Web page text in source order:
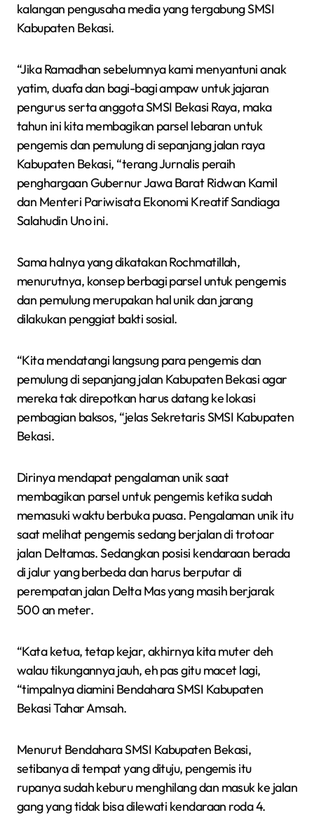
kalangan pengusaha media yang tergabung SMSI
Kabupaten Bekasi.
“Jika Ramadhan sebelumnya kami menyantuni anak
yatim, duafa dan bagi-bagi ampaw untuk jajaran
pengurus serta anggota SMSI Bekasi Raya, maka
tahun ini kita membagikan parsel lebaran untuk
pengemis dan pemulung di sepanjang jalan raya
Kabupaten Bekasi, “terang Jurnalis peraih
penghargaan Gubernur Jawa Barat Ridwan Kamil
dan Menteri Pariwisata Ekonomi Kreatif Sandiaga
Salahudin Uno ini.
Sama halnya yang dikatakan Rochmatillah,
menurutnya, konsep berbagi parsel untuk pengemis
dan pemulung merupakan hal unik dan jarang
dilakukan penggiat bakti sosial.
“Kita mendatangi langsung para pengemis dan
pemulung di sepanjang jalan Kabupaten Bekasi agar
mereka tak direpotkan harus datang ke lokasi
pembagian baksos, “jelas Sekretaris SMSI Kabupaten
Bekasi.
Dirinya mendapat pengalaman unik saat
membagikan parsel untuk pengemis ketika sudah
memasuki waktu berbuka puasa. Pengalaman unik itu
saat melihat pengemis sedang berjalan di trotoar
jalan Deltamas. Sedangkan posisi kendaraan berada
di jalur yang berbeda dan harus berputar di
perempatan jalan Delta Mas yang masih berjarak
500 an meter.
“Kata ketua, tetap kejar, akhirnya kita muter deh
walau tikungannya jauh, eh pas gitu macet lagi,
“timpalnya diamini Bendahara SMSI Kabupaten
Bekasi Tahar Amsah.
Menurut Bendahara SMSI Kabupaten Bekasi,
setibanya di tempat yang dituju, pengemis itu
rupanya sudah keburu menghilang dan masuk ke jalan
gang yang tidak bisa dilewati kendaraan roda 4.